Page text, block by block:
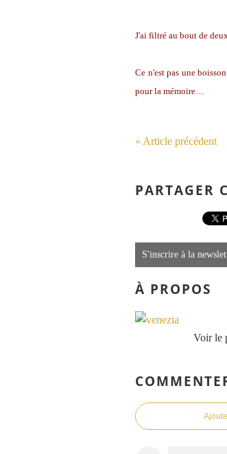
J'ai filtré au bout de
Ce n'est pas une
pour la mémoire…
« Article précédent
PARTAGER
S'inscrire à la
À PROPOS
Voir le